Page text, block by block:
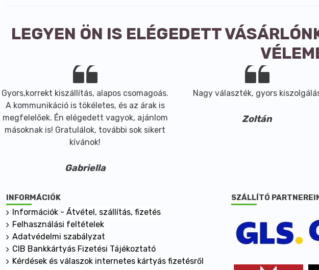
LEGYEN ÖN IS ELÉGEDETT
Gyors,korrekt kiszállítás, alapos csomagoás.
A kommunikáció is tökéletes, és az árak is
megfelelőek. Én elégedett vagyok, ajánlom
másoknak is! Gratulálok, további sok sikert
kívánok!
Gabriella
Nagy választék, gyors
Zoltán
INFORMÁCIÓK
Információk - Átvétel, szállítás, fizetés
Felhasználási feltételek
Adatvédelmi szabályzat
CIB Bankkártyás Fizetési Tájékoztató
Kérdések és válaszok internetes kártyás fizetésről
SZÁLLÍTÓ